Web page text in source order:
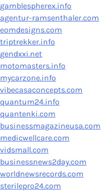
gamblespherex.info
agentur-ramsenthaler.com
eomdesigns.com
triptrekker.info
gendxxi.net
motomasters.info
mycarzone.info
vibecasaconcepts.com
quantum24.info
quantenki.com
businessmagazineusa.com
medicwellcare.com
vidsmall.com
businessnews2day.com
worldnewsrecords.com
sterilepro24.com